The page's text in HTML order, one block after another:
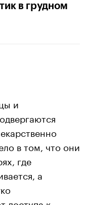
в грудном
и
в том, что они
где
а